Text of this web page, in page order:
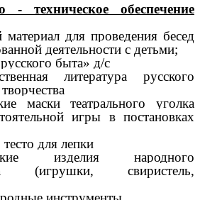
- техническое обеспечение
материал для проведения бесед
деятельности с детьми;
быта» д/с
литература русского
маски театрального уголка
игры в постановках
для лепки
изделия народного
(игрушки, свиристель,